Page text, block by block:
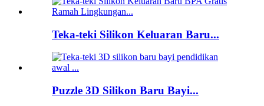
Teka-teki Silikon Keluaran Baru...
Puzzle 3D Silikon Baru Bayi...